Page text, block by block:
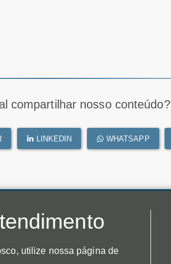
compartilhar nosso conteúdo?
LINKEDIN WHATSAPP
utilize nossa página de